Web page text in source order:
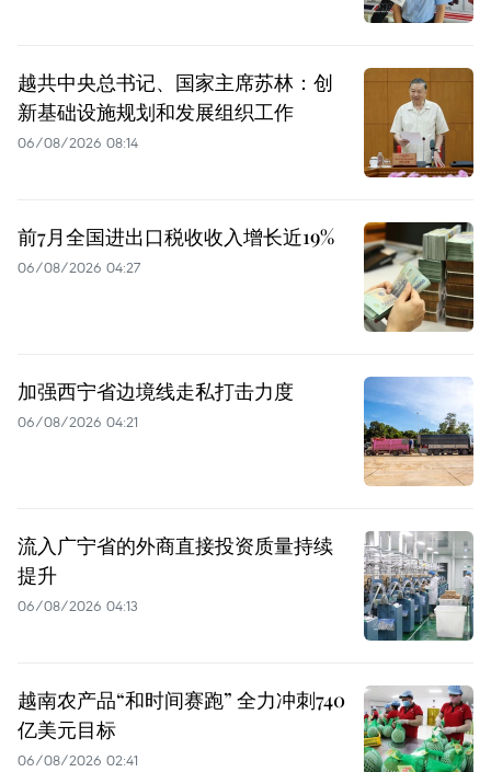
越共中央总书记、国家主席苏林：创
新基础设施规划和发展组织工作
06/08/2026 08:14
前7月全国进出口税收收入增长近19%
06/08/2026 04:27
加强西宁省边境线走私打击力度
06/08/2026 04:21
流入广宁省的外商直接投资质量持续
提升
06/08/2026 04:13
越南农产品“和时间赛跑” 全力冲刺740
亿美元目标
06/08/2026 02:41